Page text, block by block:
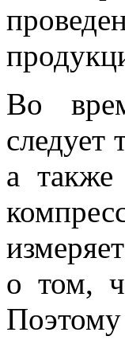
Во
следует
а также
о том,
Поэтому